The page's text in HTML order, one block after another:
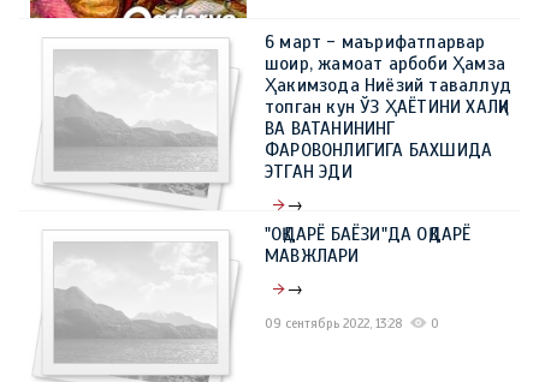
6 март - маърифатпарвар
шоир, жамоат арбоби Ҳамза
Ҳакимзода Ниёзий таваллуд
топган кун ЎЗ ҲАЁТИНИ ХАЛҚИ
ВА ВАТАНИНИНГ
ФАРОВОНЛИГИГА БАХШИДА
ЭТГАН ЭДИ
→
09 март 2023, 11:41 0
"OҚДАРЁ БАЁЗИ"ДА ОҚДАРЁ
МАВЖЛАРИ
→
09 сентябрь 2022, 13:28 0